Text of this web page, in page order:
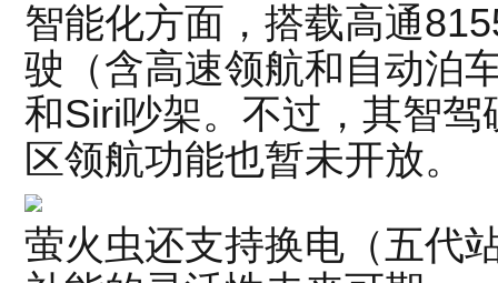
智能化方面，搭载高通
驶（含高速领航和自动泊
和Siri吵架。不过，其智
区领航功能也暂未开放。
萤火虫还支持换电（五代